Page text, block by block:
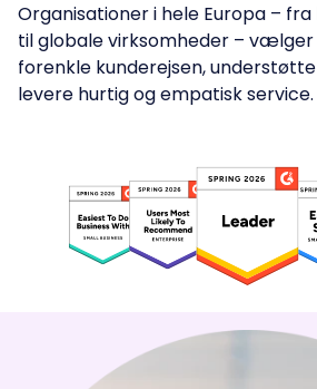
Organisationer i hele Europa – fra
til globale virksomheder – vælger
forenkle kunderejsen,
levere hurtig og empatisk service.